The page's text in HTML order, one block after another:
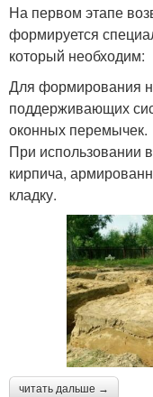
На первом этапе
формируется
который необходим:
Для формирования
поддерживающих
оконных перемычек.
При использовании
кирпича,
кладку.
читать дальше →